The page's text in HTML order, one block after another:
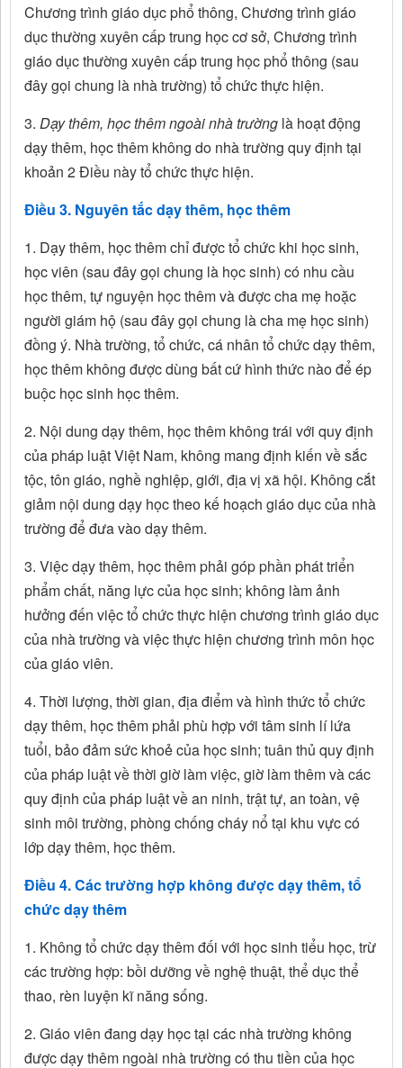
Chương trình giáo dục phổ thông, Chương trình giáo
dục thường xuyên cấp trung học cơ sở, Chương trình
giáo dục thường xuyên cấp trung học phổ thông (sau
đây gọi chung là nhà trường) tổ chức thực hiện.
3. Dạy thêm, học thêm ngoài nhà trường là hoạt động
dạy thêm, học thêm không do nhà trường quy định tại
khoản 2 Điều này tổ chức thực hiện.
Điều 3. Nguyên tắc dạy thêm, học thêm
1. Dạy thêm, học thêm chỉ được tổ chức khi học sinh,
học viên (sau đây gọi chung là học sinh) có nhu cầu
học thêm, tự nguyện học thêm và được cha mẹ hoặc
người giám hộ (sau đây gọi chung là cha mẹ học sinh)
đồng ý. Nhà trường, tổ chức, cá nhân tổ chức dạy thêm,
học thêm không được dùng bất cứ hình thức nào để ép
buộc học sinh học thêm.
2. Nội dung dạy thêm, học thêm không trái với quy định
của pháp luật Việt Nam, không mang định kiến về sắc
tộc, tôn giáo, nghề nghiệp, giới, địa vị xã hội. Không cắt
giảm nội dung dạy học theo kế hoạch giáo dục của nhà
trường để đưa vào dạy thêm.
3. Việc dạy thêm, học thêm phải góp phần phát triển
phẩm chất, năng lực của học sinh; không làm ảnh
hưởng đến việc tổ chức thực hiện chương trình giáo dục
của nhà trường và việc thực hiện chương trình môn học
của giáo viên.
4. Thời lượng, thời gian, địa điểm và hình thức tổ chức
dạy thêm, học thêm phải phù hợp với tâm sinh lí lứa
tuổi, bảo đảm sức khoẻ của học sinh; tuân thủ quy định
của pháp luật về thời giờ làm việc, giờ làm thêm và các
quy định của pháp luật về an ninh, trật tự, an toàn, vệ
sinh môi trường, phòng chống cháy nổ tại khu vực có
lớp dạy thêm, học thêm.
Điều 4. Các trường hợp không được dạy thêm, tổ
chức dạy thêm
1. Không tổ chức dạy thêm đối với học sinh tiểu học, trừ
các trường hợp: bồi dưỡng về nghệ thuật, thể dục thể
thao, rèn luyện kĩ năng sống.
2. Giáo viên đang dạy học tại các nhà trường không
được dạy thêm ngoài nhà trường có thu tiền của học